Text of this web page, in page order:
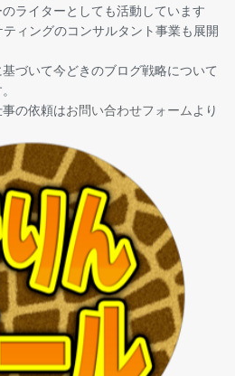
ライターとしても活動しています
ィングのコンサルタント事業も展開
づいて今どきのブログ戦略について
の依頼はお問い合わせフォームより